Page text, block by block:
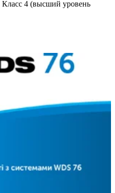
Класс 4 (высший уровень